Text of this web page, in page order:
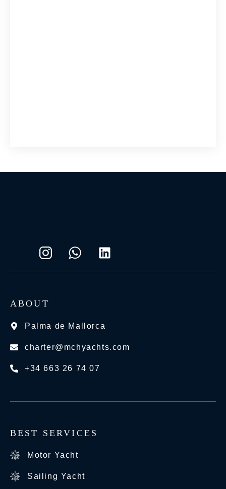
ABOUT
Palma de Mallorca
charter@mchyachts.com
+34 663 26 74 07
BEST SERVICES
Motor Yacht
Sailing Yacht